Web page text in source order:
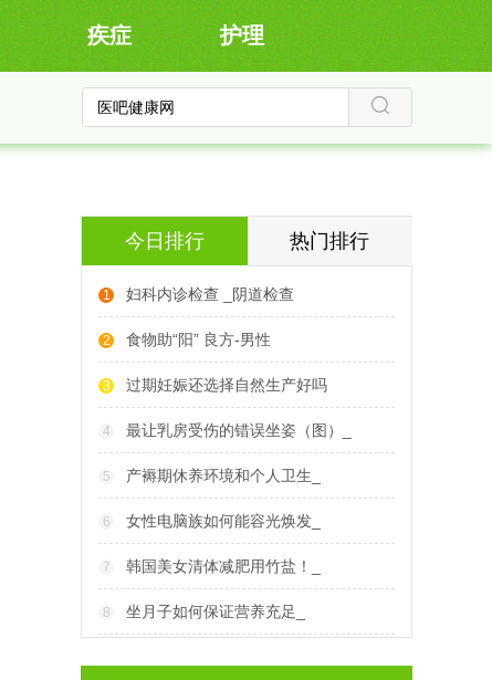
疾症 护理
今日排行 热门排行
1 妇科内诊检查 _阴道检查
2 食物助“阳” 良方-男性
3 过期妊娠还选择自然生产好吗
4 最让乳房受伤的错误坐姿（图）_
5 产褥期休养环境和个人卫生_
6 女性电脑族如何能容光焕发_
7 韩国美女清体减肥用竹盐！_
8 坐月子如何保证营养充足_